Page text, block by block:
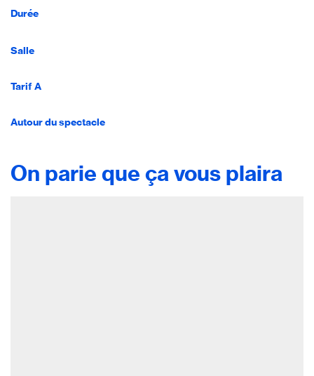
Durée
Salle
Tarif A
Autour du spectacle
On parie que ça vous plaira